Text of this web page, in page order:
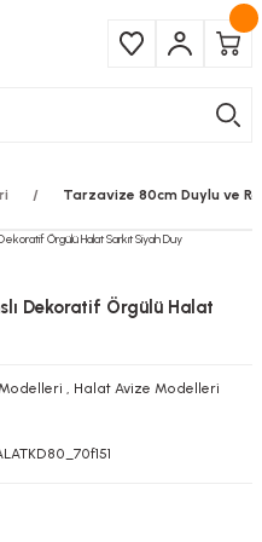
Tarzavize 80cm Duylu ve
Dekoratif Örgülü Halat
, Halat Avize Modelleri